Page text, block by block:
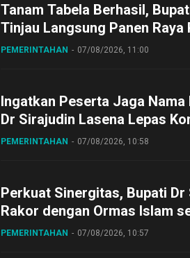
Tanam Tabela Berhasil,
Tinjau Langsung Panen
Desa Gihang
PEMERINTAHAN 07/08/2026, 11:00
Ingatkan Peserta Jaga
Dr Sirajudin Lasena Lepas
ke XII di Buperta Cibubur
PEMERINTAHAN 07/08/2026, 10:58
Perkuat Sinergitas, Bupati
Rakor dengan Ormas Islam
PEMERINTAHAN 07/08/2026, 10:57